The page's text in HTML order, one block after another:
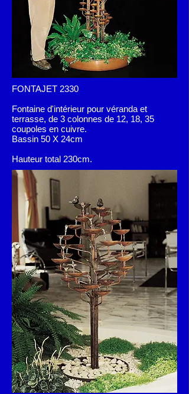
FONTAJET 2330
Fontaine d'intérieur pour véranda et
terrasse, de 3 colonnes de 12, 18, 35
coupoles en cuivre.
Bassin 50 X 24cm
Hauteur total 230cm.